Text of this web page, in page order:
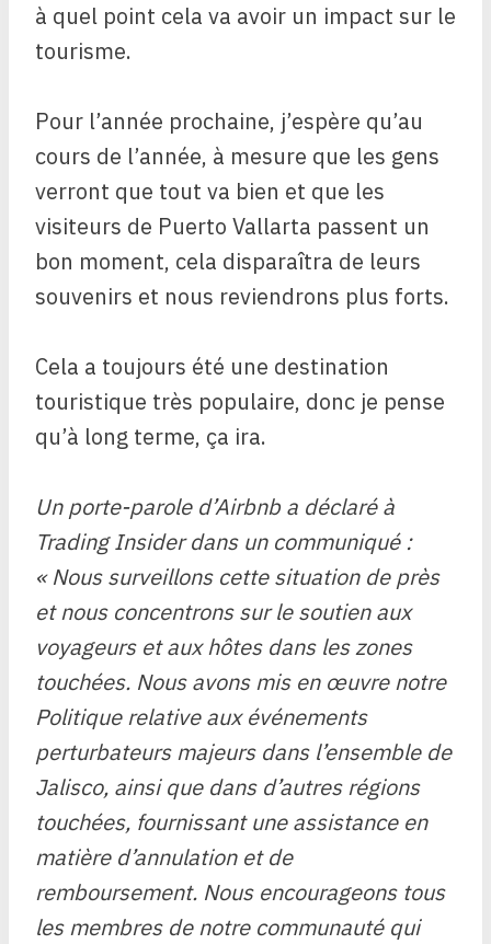
à quel point cela va avoir un impact sur le
tourisme.
Pour l’année prochaine, j’espère qu’au
cours de l’année, à mesure que les gens
verront que tout va bien et que les
visiteurs de Puerto Vallarta passent un
bon moment, cela disparaîtra de leurs
souvenirs et nous reviendrons plus forts.
Cela a toujours été une destination
touristique très populaire, donc je pense
qu’à long terme, ça ira.
Un porte-parole d’Airbnb a déclaré à
Trading Insider dans un communiqué :
« Nous surveillons cette situation de près
et nous concentrons sur le soutien aux
voyageurs et aux hôtes dans les zones
touchées. Nous avons mis en œuvre notre
Politique relative aux événements
perturbateurs majeursdans l’ensemble de
Jalisco, ainsi que dans d’autres régions
touchées, fournissant une assistance en
matière d’annulation et de
remboursement. Nous encourageons tous
les membres de notre communauté qui